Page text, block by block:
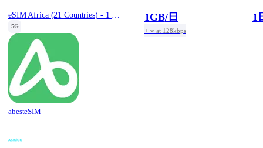
5G
abesteSIM
1GB/日
+ ∞ at 128kbps
1